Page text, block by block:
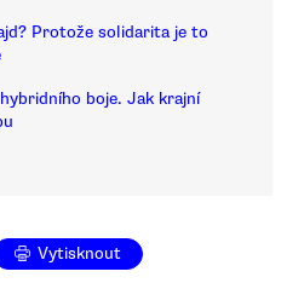
Protože solidarita je to
boje. Jak krajní
Vytisknout